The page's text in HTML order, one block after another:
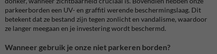
parkeerborden een UV- en graffiti werende beschermingslaag. Dit
betekent dat ze bestand zijn tegen zonlicht en vandalisme, waardoor
ze langer meegaan en je investering wordt beschermd.
Wanneer gebruik je onze niet parkeren borden?